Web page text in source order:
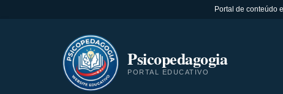
Portal de conteúdo
Psicopedagogia
PORTAL EDUCATIVO